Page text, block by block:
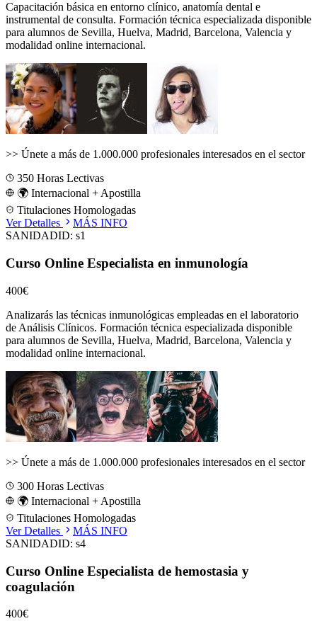
Capacitación básica en entorno clínico, anatomía dental e
instrumental de consulta. Formación técnica especializada disponible
para alumnos de Sevilla, Huelva, Madrid, Barcelona, Valencia y
modalidad online internacional.
>> Únete a más de 1.000.000 profesionales interesados en el sector
350 Horas Lectivas
🌍 Internacional + Apostilla
Titulaciones Homologadas
Ver Detalles
MÁS INFO
SANIDADID: s1
Curso Online Especialista en inmunología
400€
Analizarás las técnicas inmunológicas empleadas en el laboratorio
de Análisis Clínicos. Formación técnica especializada disponible
para alumnos de Sevilla, Huelva, Madrid, Barcelona, Valencia y
modalidad online internacional.
>> Únete a más de 1.000.000 profesionales interesados en el sector
300 Horas Lectivas
🌍 Internacional + Apostilla
Titulaciones Homologadas
Ver Detalles
MÁS INFO
SANIDADID: s4
Curso Online Especialista de hemostasia y
coagulación
400€